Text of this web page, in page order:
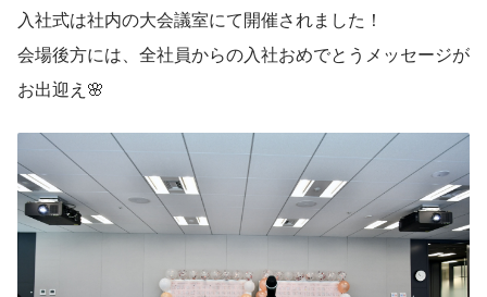
入社式は社内の大会議室にて開催されました！
会場後方には、全社員からの入社おめでとうメッセージが
お出迎え🌸